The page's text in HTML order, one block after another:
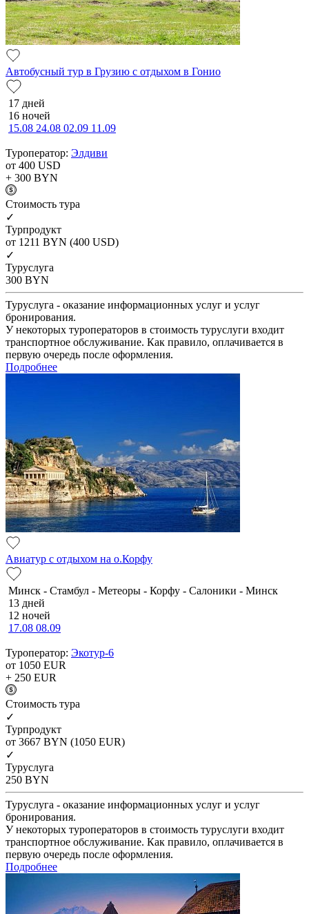
Автобусный тур в Грузию с отдыхом в Гонио
17 дней
16 ночей
15.08 24.08 02.09 11.09
Туроператор: Элдиви
от 400 USD
+ 300 BYN
Cтоимость тура
✓
Турпродукт
от 1211 BYN (400 USD)
✓
Туруслуга
300 BYN
Туруслуга - оказание информационных услуг и услуг
бронирования.
У некоторых туроператоров в стоимость туруслуги входит
транспортное обслуживание. Как правило, оплачивается в
первую очередь после оформления.
Подробнее
Авиатур с отдыхом на о.Корфу
Минск - Стамбул - Метеоры - Корфу - Салоники - Минск
13 дней
12 ночей
17.08 08.09
Туроператор: Экотур-6
от 1050 EUR
+ 250 EUR
Cтоимость тура
✓
Турпродукт
от 3667 BYN (1050 EUR)
✓
Туруслуга
250 BYN
Туруслуга - оказание информационных услуг и услуг
бронирования.
У некоторых туроператоров в стоимость туруслуги входит
транспортное обслуживание. Как правило, оплачивается в
первую очередь после оформления.
Подробнее